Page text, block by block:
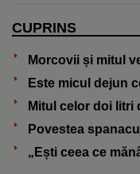
CUPRINS
Morcovii și mitul
Este micul dejun
Mitul celor doi litri
Povestea
„Ești ceea ce